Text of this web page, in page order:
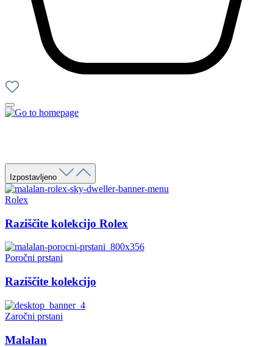
Izpostavljeno
Rolex
Raziščite kolekcijo Rolex
Poročni prstani
Raziščite kolekcijo
Zaročni prstani
Malalan